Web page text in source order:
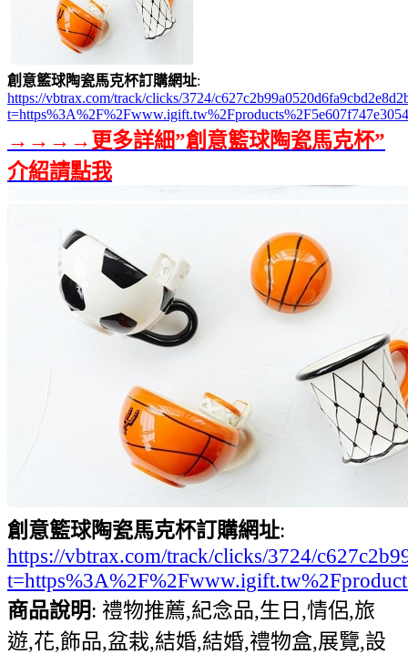
創意籃球陶瓷馬克杯訂購網址:
https://vbtrax.com/track/clicks/3724/
→→→→更多詳細”創意籃球陶瓷馬克杯”
介紹請點我
創意籃球陶瓷馬克杯訂購網址:
https://vbtrax.com/track/clicks/3724/
商品說明: 禮物推薦,紀念品,生日,情侶,旅
遊,花,飾品,盆栽,結婚,結婚,禮物盒,展覽,設